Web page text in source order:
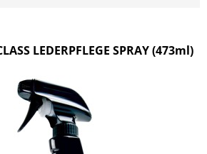
LEDERPFLEGE SPRAY (473ml)